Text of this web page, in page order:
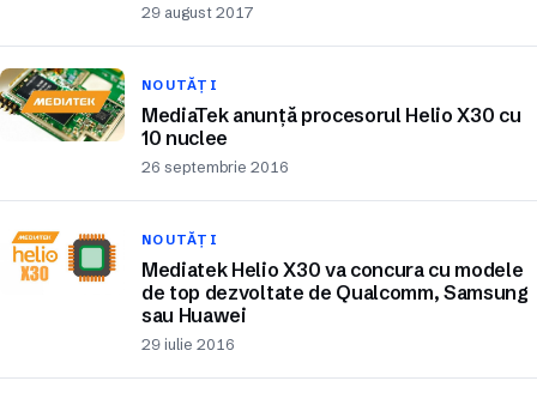
29 august 2017
NOUTĂȚI
MediaTek anunță procesorul Helio X30 cu
10 nuclee
26 septembrie 2016
NOUTĂȚI
Mediatek Helio X30 va concura cu modele
de top dezvoltate de Qualcomm, Samsung
sau Huawei
29 iulie 2016